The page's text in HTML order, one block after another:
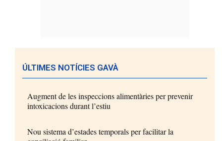
ÚLTIMES NOTÍCIES GAVÀ
Augment de les inspeccions alimentàries per prevenir
intoxicacions durant l’estiu
Nou sistema d’estades temporals per facilitar la